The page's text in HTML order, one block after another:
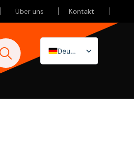
Über uns Kontakt
Deutsch
Nederlands